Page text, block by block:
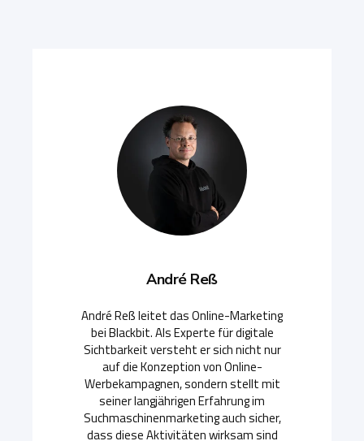
André Reß
André Reß leitet das Online-Marketing
bei Blackbit. Als Experte für digitale
Sichtbarkeit versteht er sich nicht nur
auf die Konzeption von Online-
Werbekampagnen, sondern stellt mit
seiner langjährigen Erfahrung im
Suchmaschinenmarketing auch sicher,
dass diese Aktivitäten wirksam sind